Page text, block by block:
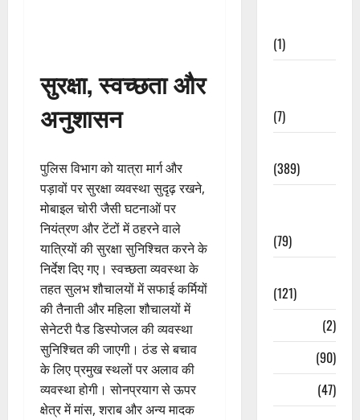
सुरक्षा, स्वच्छता और
अनुशासन
पुलिस विभाग को यात्रा मार्ग और
पड़ावों पर सुरक्षा व्यवस्था सुदृढ़ रखने,
मोबाइल चोरी जैसी घटनाओं पर
नियंत्रण और टेंटों में ठहरने वाले
यात्रियों की सुरक्षा सुनिश्चित करने के
निर्देश दिए गए। स्वच्छता व्यवस्था के
तहत सुलभ शौचालयों में सफाई कर्मियों
की तैनाती और महिला शौचालयों में
सेनेटरी पैड डिस्पोजल की व्यवस्था
सुनिश्चित की जाएगी। ठंड से बचाव
के लिए प्रमुख स्थलों पर अलाव की
व्यवस्था होगी। सोनप्रयाग से ऊपर
क्षेत्र में मांस, शराब और अन्य मादक
(1)
(7)
(389)
(79)
(121)
(2)
(90)
(47)